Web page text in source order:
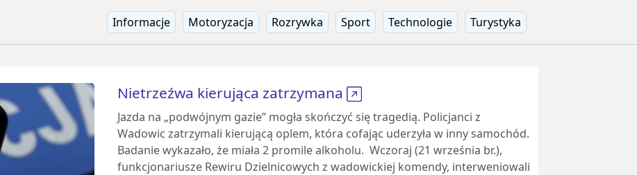
Informacje Motoryzacja Rozrywka Sport Technologie Turystyka
Nietrzeźwa kierująca zatrzymana
Jazda na „podwójnym gazie” mogła skończyć się tragedią. Policjanci z
Wadowic zatrzymali kierującą oplem, która cofając uderzyła w inny samochód.
Badanie wykazało, że miała 2 promile alkoholu. Wczoraj (21 września br.),
funkcjonariusze Rewiru Dzielnicowych z wadowickiej komendy, interweniowali